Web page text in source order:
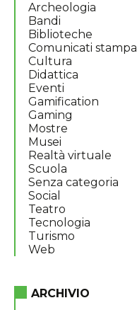
Archeologia
Bandi
Biblioteche
Comunicati stampa
Cultura
Didattica
Eventi
Gamification
Gaming
Mostre
Musei
Realtà virtuale
Scuola
Senza categoria
Social
Teatro
Tecnologia
Turismo
Web
ARCHIVIO